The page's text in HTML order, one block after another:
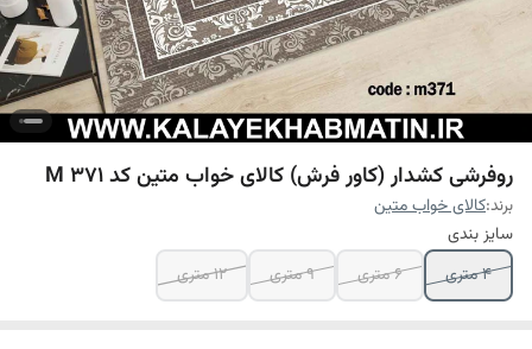
روفرشی کشدار (کاور فرش) کالای خواب متین کد M 371
برند:کالای خواب متین
سایز بندی
4 متری
6 متری 9 متری 12 متری